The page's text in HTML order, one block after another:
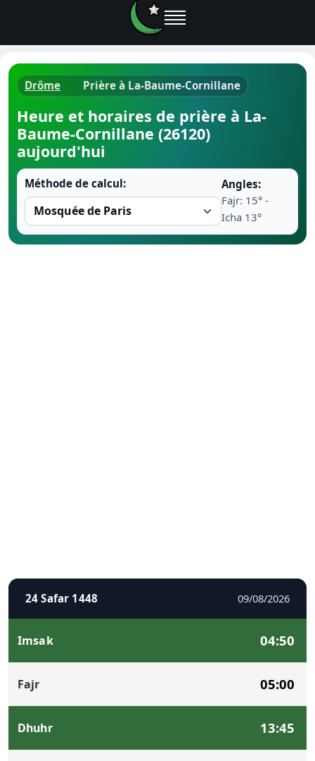
Ramadan
Coran
Drôme Prière à La-Baume-Cornillane
Heure et horaires de prière à La-
Baume-Cornillane (26120)
aujourd'hui
Méthode de calcul:
Angles:
Fajr: 15° -
Icha 13°
24 Safar 1448 09/08/2026
Imsak 04:50
Fajr 05:00
Dhuhr 13:45